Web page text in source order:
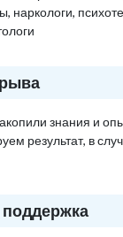
наркологи,
знания и
результат, в